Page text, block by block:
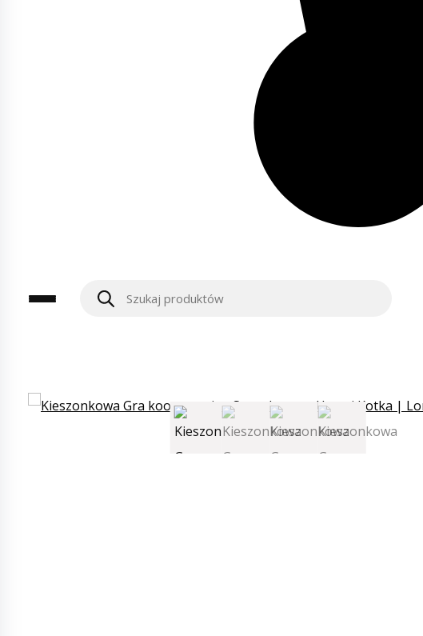
produktów